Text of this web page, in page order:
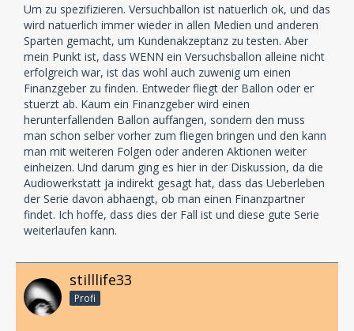
Um zu spezifizieren. Versuchballon ist natuerlich ok, und das
wird natuerlich immer wieder in allen Medien und anderen
Sparten gemacht, um Kundenakzeptanz zu testen. Aber
mein Punkt ist, dass WENN ein Versuchsballon alleine nicht
erfolgreich war, ist das wohl auch zuwenig um einen
Finanzgeber zu finden. Entweder fliegt der Ballon oder er
stuerzt ab. Kaum ein Finanzgeber wird einen
herunterfallenden Ballon auffangen, sondern den muss
man schon selber vorher zum fliegen bringen und den kann
man mit weiteren Folgen oder anderen Aktionen weiter
einheizen. Und darum ging es hier in der Diskussion, da die
Audiowerkstatt ja indirekt gesagt hat, dass das Ueberleben
der Serie davon abhaengt, ob man einen Finanzpartner
findet. Ich hoffe, dass dies der Fall ist und diese gute Serie
weiterlaufen kann.
stilllife33
Profi